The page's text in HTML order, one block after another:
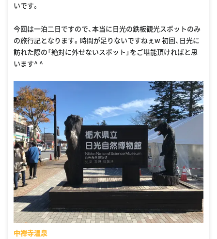
いです。
今回は一泊二日ですので、本当に日光の鉄板観光スポットのみ
の旅行記となります。時間が足りないですねぇw 初回、日光に
訪れた際の「絶対に外せないスポット」をご堪能頂ければと思
います^ ^
中禅寺温泉